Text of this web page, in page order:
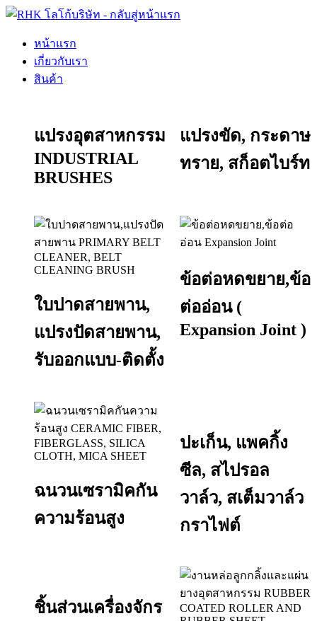
Skip
หน้าแรก
เกี่ยวกับเรา
สินค้า
แปรงอุตสาหกรรม
INDUSTRIAL
BRUSHES
แปรงขัด, กระดาษ
ทราย, สก็อตไบร์ท
ใบปาดสายพาน,
แปรงปัดสายพาน,
รับออกแบบ-ติดตั้ง
ข้อต่อหดขยาย,ข้อ
ต่ออ่อน (
Expansion Joint )
ฉนวนเซรามิคกัน
ความร้อนสูง
ปะเก็น, แพคกิ้ง
ซีล, สไปรอล
วาล์ว, สเต็มวาล์ว
กราไฟต์
ชิ้นส่วนเครื่องจักร